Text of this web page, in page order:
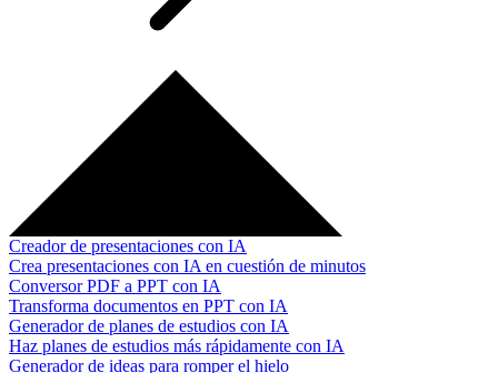
Creador de presentaciones con IA
Crea presentaciones con IA en cuestión de minutos
Conversor PDF a PPT con IA
Transforma documentos en PPT con IA
Generador de planes de estudios con IA
Haz planes de estudios más rápidamente con IA
Generador de ideas para romper el hielo